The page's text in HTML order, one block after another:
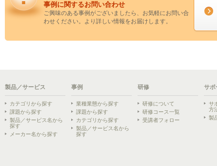
事例に関するお問い合わせ
ご興味のある事例がございましたら、お気軽にお問い合
わせください。より詳しい情報をお届けします。
製品／サービス
カテゴリから探す
課題から探す
製品／サービス名から
探す
メーカー名から探す
事例
業種業態から探す
課題から探す
カテゴリから探す
製品／サービス名から
探す
研修
研修について
研修コース一覧
受講者フォロー
サポ
サ
方
製